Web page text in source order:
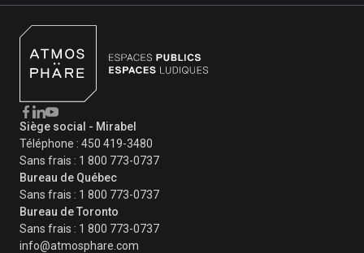
Siège social - Mirabel
Téléphone : 450 419-3480
Sans frais : 1 800 773-0737
Bureau de Québec
Sans frais : 1 800 773-0737
Bureau de Toronto
Sans frais : 1 800 773-0737
info@atmosphare.com